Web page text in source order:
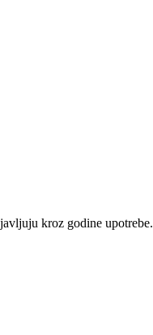
kroz godine upotrebe.